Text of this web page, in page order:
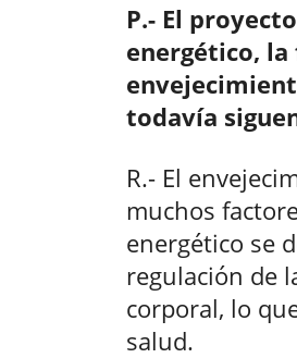
P.- El
energético,
todavía
R.- El
muchos
energético se
regulación de
corporal, lo
salud.